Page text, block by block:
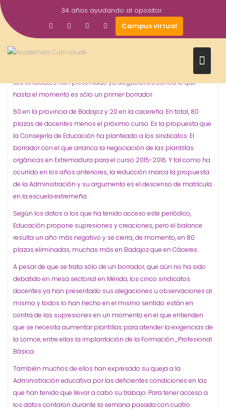
Saltar
al
contenido
34 años ayudando al opositor.
Campus virtual
Ene
2015
academiacumlaudeoposiciones
Prensa
educación Oposiciones
Educación propone suprimir 80 plazas de
Los sindicatos han presentado ya alegaciones contra lo que
hasta el momento es sólo un primer borrador
60 en la provincia de Badajoz y 20 en la cacereña. En total, 80
plazas de docentes menos el próximo curso. Es la propuesta que
la Consejería de Educación ha planteado a los sindicatos. El
borrador con el que arranca la negociación de las plantillas
orgánicas en Extremadura para el curso 2015-2016. Y tal como ha
ocurrido en los años anteriores, la reducción marca la propuesta
de la Administración y su argumento es el descenso de matrícula
en la escuela extremeña.
Según los datos a los que ha tenido acceso este periódico,
Educación propone supresiones y creaciones, pero el balance
resulta un año más negativo y se cierra, de momento, en 80
plazas eliminadas, muchas más en Badajoz que en Cáceres.
A pesar de que se trata sólo de un borrador, que aún no ha sido
debatido en mesa sectorial en Mérida, los cinco sindicatos
docentes ya han presentado sus alegaciones u observaciones al
mismo y todos lo han hecho en el mismo sentido: están en
contra de las supresiones en un momento en el que entienden
que se necesita aumentar plantillas para atender la exigencias de
la Lomce, entre ellas la implantación de la Formación_Profesional
Básica.
También muchos de ellos han expresado su queja a la
Administración educativa por las deficientes condiciones en las
que han tenido que llevar a cabo su trabajo. Para tener acceso a
los datos contaron durante la semana pasada con cuatro